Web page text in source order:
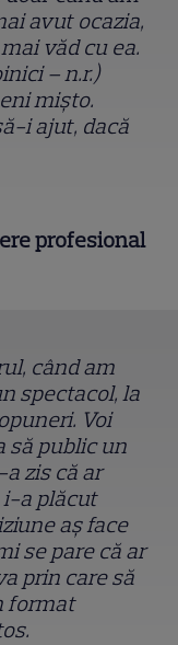
avut ocazia,
văd cu ea.
– n.r.)
mișto.
i ajut, dacă
profesional
când am
spectacol, la
Voi
să public un
zis că ar
i-a plăcut
aș face
se pare că ar
prin care să
format